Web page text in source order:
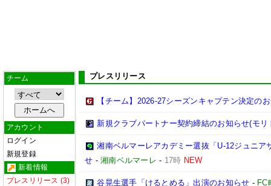
チーム
アカウント
ログイン
新規登録
新着情報
プレスリリース (3)
プレスリリース
【チーム】2026-27シーズンキャプテン決定の
新規クラブパートナー契約締結のお知らせ(モ
湘南ベルマーレアカデミー選抜「U-12ジュニ
せ -湘南ベルマーレ - 17時 NEW
谷晃生選手「けるとめる」出演のお知らせ - FC